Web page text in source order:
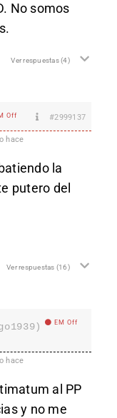
No somos
Ver respuestas(4)
Off #2999137
hace
la
putero del
Ver respuestas (16)
EM Off
hace
al PP
y no me